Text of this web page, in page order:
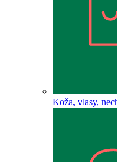
Koža, vlasy,